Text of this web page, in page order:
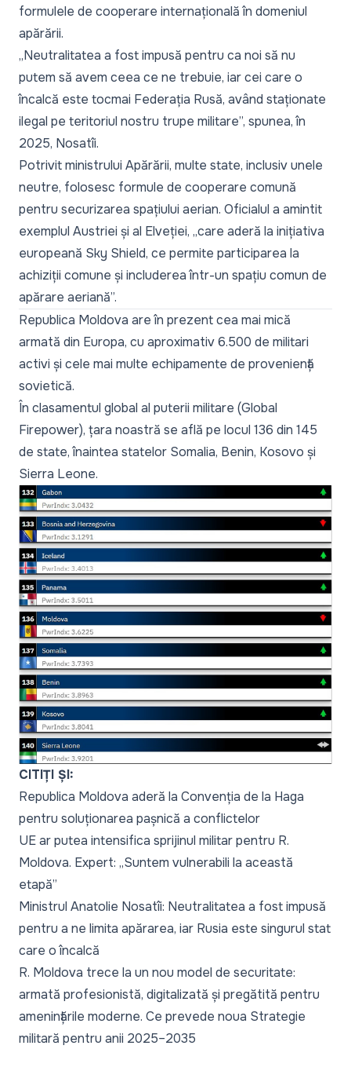
formulele de cooperare internațională în domeniul
apărării.
„Neutralitatea a fost impusă pentru ca noi să nu
putem să avem ceea ce ne trebuie, iar cei care o
încalcă este tocmai Federația Rusă, având staționate
ilegal pe teritoriul nostru trupe militare”, spunea, în
2025, Nosatîi.
Potrivit ministrului Apărării, multe state, inclusiv unele
neutre, folosesc formule de cooperare comună
pentru securizarea spațiului aerian. Oficialul a amintit
exemplul Austriei și al Elveției, „care aderă la inițiativa
europeană Sky Shield, ce permite participarea la
achiziții comune și includerea într-un spațiu comun de
apărare aeriană”.
Republica Moldova are în prezent cea mai mică
armată din Europa, cu aproximativ 6.500 de militari
activi și cele mai multe echipamente de proveniență
sovietică.
În clasamentul global al puterii militare (Global
Firepower), țara noastră se află pe locul 136 din 145
de state, înaintea statelor Somalia, Benin, Kosovo și
Sierra Leone.
CITIȚI ȘI:
Republica Moldova aderă la Convenția de la Haga
pentru soluționarea pașnică a conflictelor
UE ar putea intensifica sprijinul militar pentru R.
Moldova. Expert: „Suntem vulnerabili la această
etapă”
Ministrul Anatolie Nosatîi: Neutralitatea a fost impusă
pentru a ne limita apărarea, iar Rusia este singurul stat
care o încalcă
R. Moldova trece la un nou model de securitate:
armată profesionistă, digitalizată și pregătită pentru
amenințările moderne. Ce prevede noua Strategie
militară pentru anii 2025–2035